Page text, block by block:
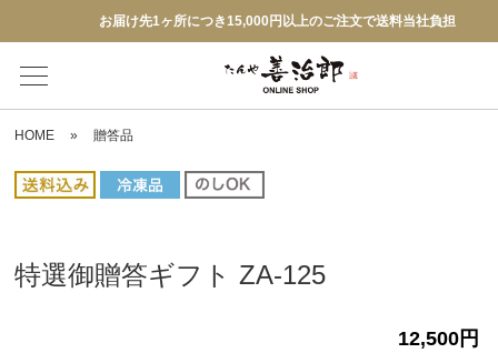
お届け先1ヶ所につき15,000円以上のご注文で送料当社負担
HOME » 贈答品
特選御贈答ギフト ZA-125
12,500円